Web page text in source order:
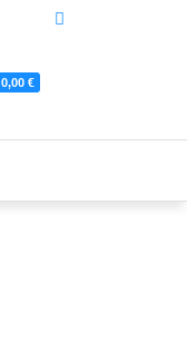
0,00 €